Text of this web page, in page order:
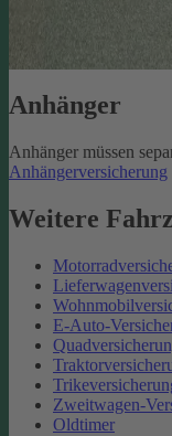
Anhänger
Anhänger müssen
Anhängerversicherung
Weitere
E-Auto-
Zweitwagen-
Oldtimer